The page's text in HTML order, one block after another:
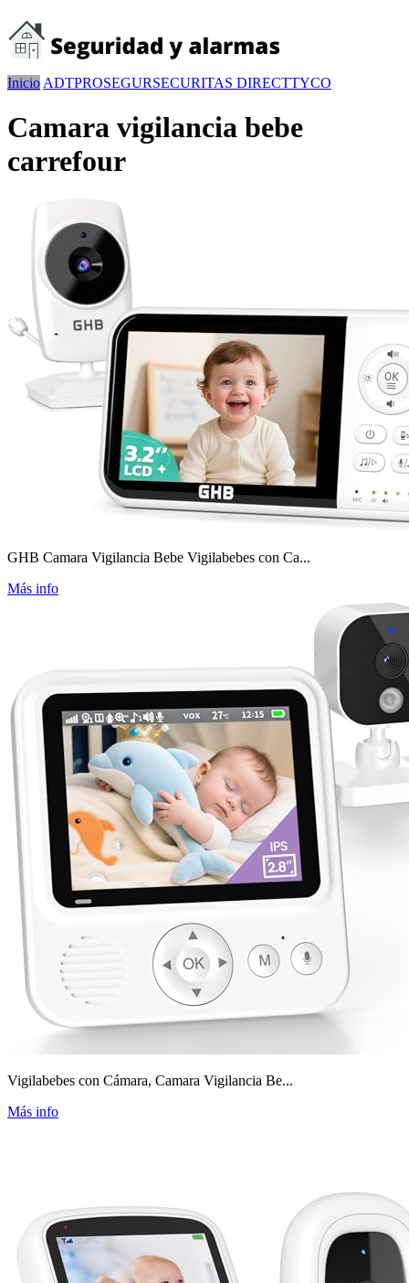
Inicio ADTPROSEGURSECURITAS DIRECTTYCO
Camara vigilancia bebe
carrefour
GHB Camara Vigilancia Bebe Vigilabebes con Ca...
Más info
Vigilabebes con Cámara, Camara Vigilancia Be...
Más info